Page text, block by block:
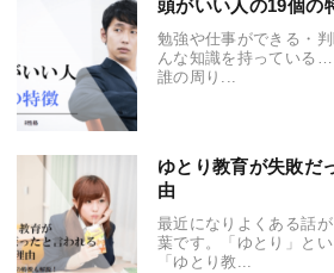
頭がいい人の19個の
勉強や仕事ができる・
んな知識を持っている
誰の周り...
ゆとり教育が失敗だ
由
最近になりよくある話
葉です。「ゆとり」と
「ゆとり教...